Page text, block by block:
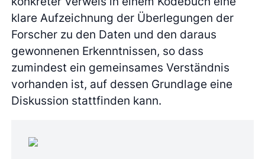
klare Aufzeichnung der Überlegungen der
Forscher zu den Daten und den daraus
gewonnenen Erkenntnissen, so dass
zumindest ein gemeinsames Verständnis
vorhanden ist, auf dessen Grundlage eine
Diskussion stattfinden kann.